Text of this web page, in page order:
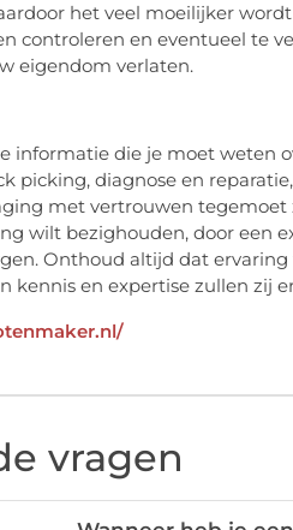
het veel moeilijker
controleren en eventueel te
eigendom verlaten.
informatie die je moet weten
picking, diagnose en
met vertrouwen
wilt bezighouden, door een
Onthoud altijd dat
kennis en expertise zullen zij
vragen